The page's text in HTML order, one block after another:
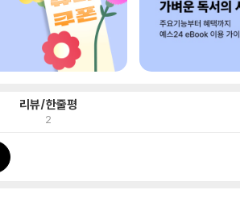
리뷰/한줄평
2